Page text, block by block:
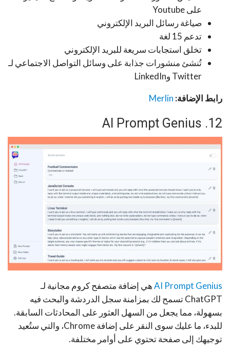
على Youtube
صياغة رسائل البريد الإلكتروني
تدعم 15 لغة
تخلق استجابات سريعة للبريد الإلكتروني
تُنشئ منشورات جذابة على وسائل التواصل الاجتماعي لـ
Twitter وLinkedIn
رابط الإضافة: Merlin
12. AI Prompt Genius
AI Prompt Geniusهي إضافة متصفح كروم مجانية لـ
ChatGPT تسمح لك بمزامنة سجل الدردشة والبحث فيه
بسهولة، مما يجعل من السهل العثور على المحادثات السابقة.
للبدء، ما عليك سوى النقر على إضافة Chrome، والتي ستُعيد
توجيهك إلى صفحة تحتوي على أوامر مختلفة.